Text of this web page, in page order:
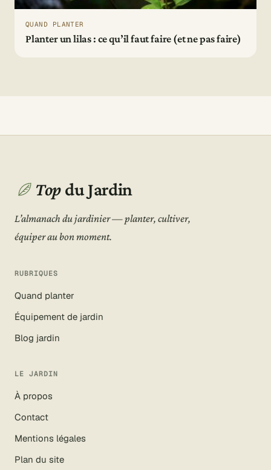
QUAND PLANTER
Planter un lilas : ce qu’il faut faire (et ne pas faire)
Top du Jardin
L’almanach du jardinier — planter, cultiver,
équiper au bon moment.
RUBRIQUES
Quand planter
Équipement de jardin
Blog jardin
LE JARDIN
À propos
Contact
Mentions légales
Plan du site